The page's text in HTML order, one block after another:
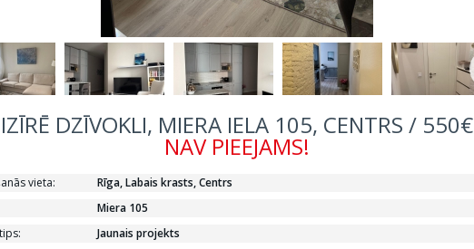
IZĪRĒ DZĪVOKLI, MIERA IELA 105, CENTRS / 550€
NAV PIEEJAMS!
vieta:
Rīga, Labais krasts, Centrs
Miera 105
Jaunais projekts